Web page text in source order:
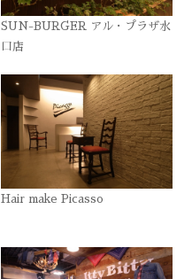
SUN-BURGER アル・プラザ水
口店
Hair make Picasso